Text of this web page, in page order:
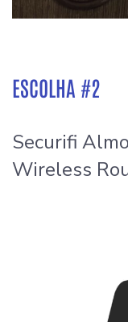
ESCOLHA #2
Securifi
Wireless